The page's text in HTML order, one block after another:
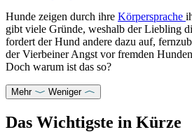
Hunde zeigen durch ihre Körpersprache
gibt viele Gründe, weshalb der Liebling
fordert der Hund andere dazu auf,
der Vierbeiner Angst vor fremden
Doch warum ist das so?
Mehr Weniger
Das Wichtigste in Kürze